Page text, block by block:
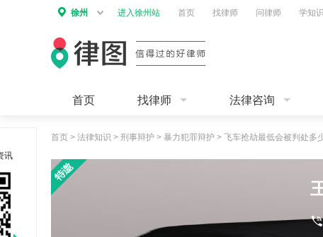
徐州 进入徐州站 首页 找律师 问律师 学知识
首页 找律师 法律咨询
首页 > 法律知识 > 刑事辩护 > 暴力犯罪辩护 > 飞车抢劫最低会被判处多
讯